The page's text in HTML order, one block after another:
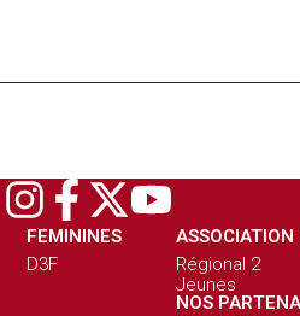
FEMININES
D3F
ASSOCIATION
Régional 2
Jeunes
NOS